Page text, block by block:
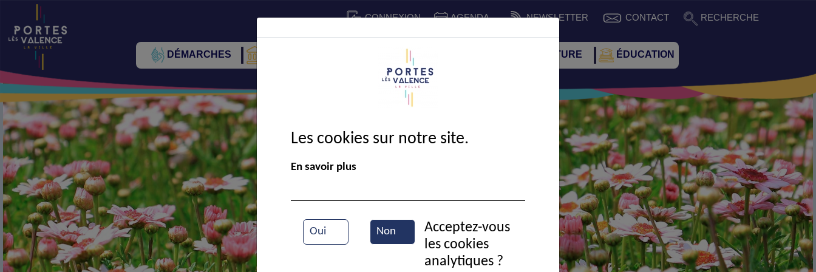
CONNEXION AGENDA NEWSLETTER CONTACT RECHERCHE
DÉMARCHES CADRE DE VIE SPORT ET CULTURE ÉDUCATION
Fleurs des champs
Les cookies sur notre site.
En savoir plus
Oui Non
Acceptez-vous
les cookies
analytiques ?